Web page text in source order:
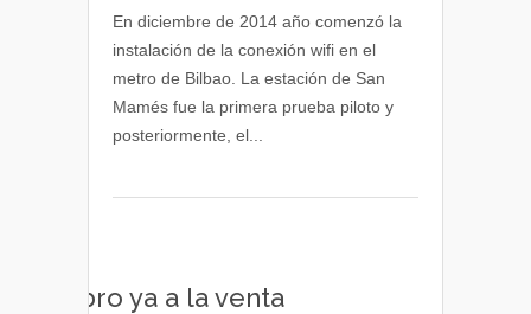
WiFi
estaciones
de
En diciembre de 2014 año comenzó la
instalación de la conexión wifi en el
metro de Bilbao. La estación de San
Mamés fue la primera prueba piloto y
posteriormente, el...
Libro ya a la venta